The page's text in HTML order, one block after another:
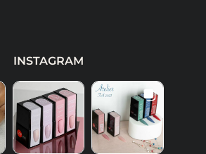
INSTAGRAM